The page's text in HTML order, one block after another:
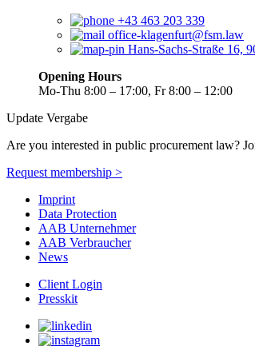
+43 463 203 339
office-klagenfurt@fsm.law
Hans-Sachs-Straße 16,
Opening Hours
Mo-Thu 8:00 – 17:00, Fr 8:00 – 12:00
Update Vergabe
Are you interested in public procurement law?
Request membership >
Imprint
Data Protection
AAB Unternehmer
AAB Verbraucher
News
Client Login
Presskit